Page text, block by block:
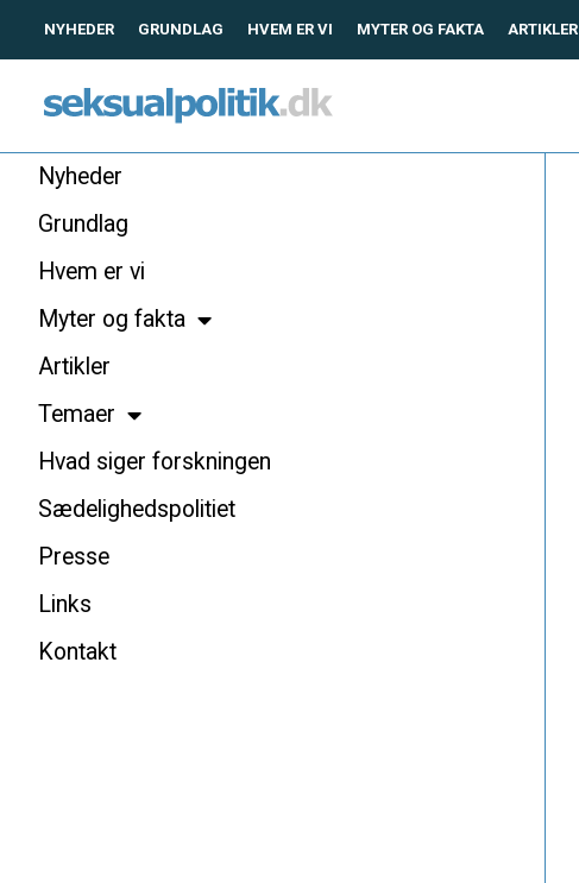
NYHEDER GRUNDLAG HVEM ER VI MYTER OG FAKTA ARTIKLER
Nyheder
Grundlag
Hvem er vi
Myter og fakta
Artikler
Temaer
Hvad siger forskningen
Sædelighedspolitiet
Presse
Links
Kontakt